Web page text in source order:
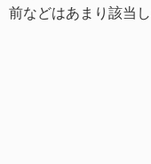
前などはあまり該当